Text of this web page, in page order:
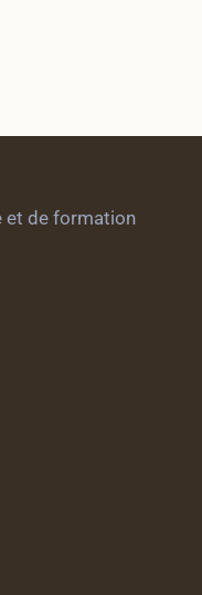
et de formation